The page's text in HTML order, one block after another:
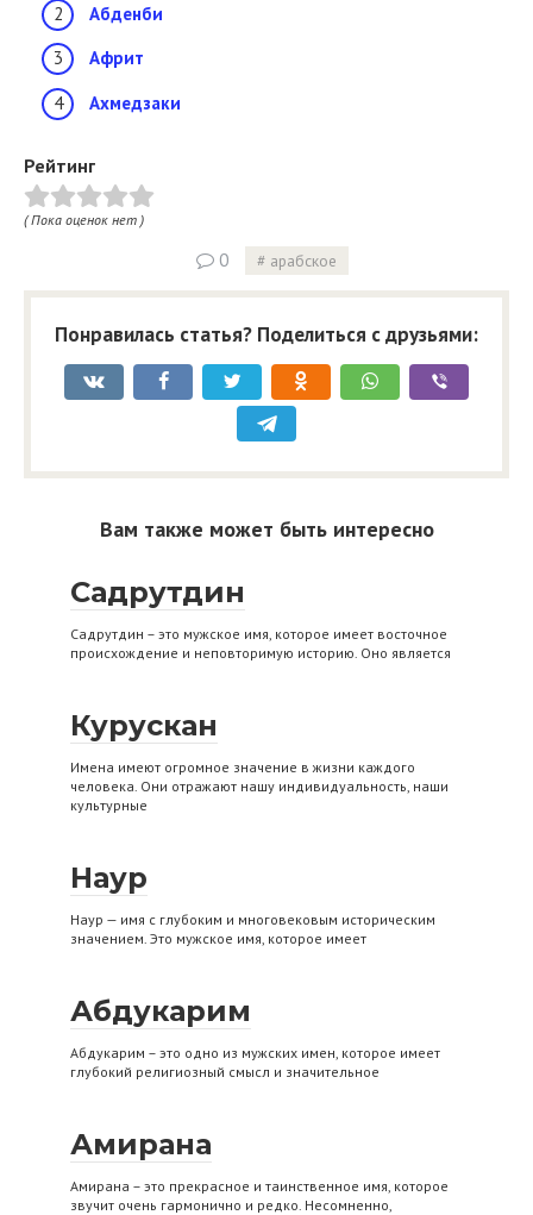
Абденби
Африт
Ахмедзаки
Рейтинг
( Пока оценок нет )
0 арабское
Понравилась статья? Поделиться с друзьями:
Вам также может быть интересно
Садрутдин
Садрутдин – это мужское имя, которое имеет восточное
происхождение и неповторимую историю. Оно является
Курускан
Имена имеют огромное значение в жизни каждого
человека. Они отражают нашу индивидуальность, наши
культурные
Наур
Наур — имя с глубоким и многовековым историческим
значением. Это мужское имя, которое имеет
Абдукарим
Абдукарим – это одно из мужских имен, которое имеет
глубокий религиозный смысл и значительное
Амирана
Амирана – это прекрасное и таинственное имя, которое
звучит очень гармонично и редко. Несомненно,